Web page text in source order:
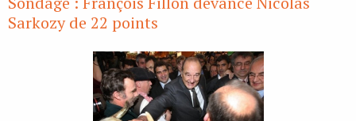
Sarkozy de 22 points